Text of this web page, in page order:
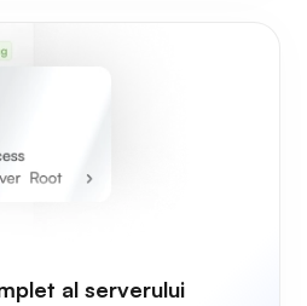
al serverului